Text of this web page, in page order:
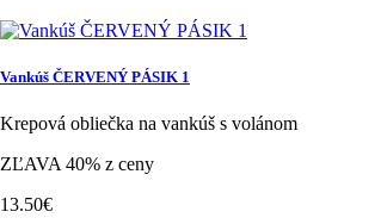
Vankúš ČERVENÝ PÁSIK 1
Krepová obliečka na vankúš s volánom
ZĽAVA 40% z ceny
13.50€